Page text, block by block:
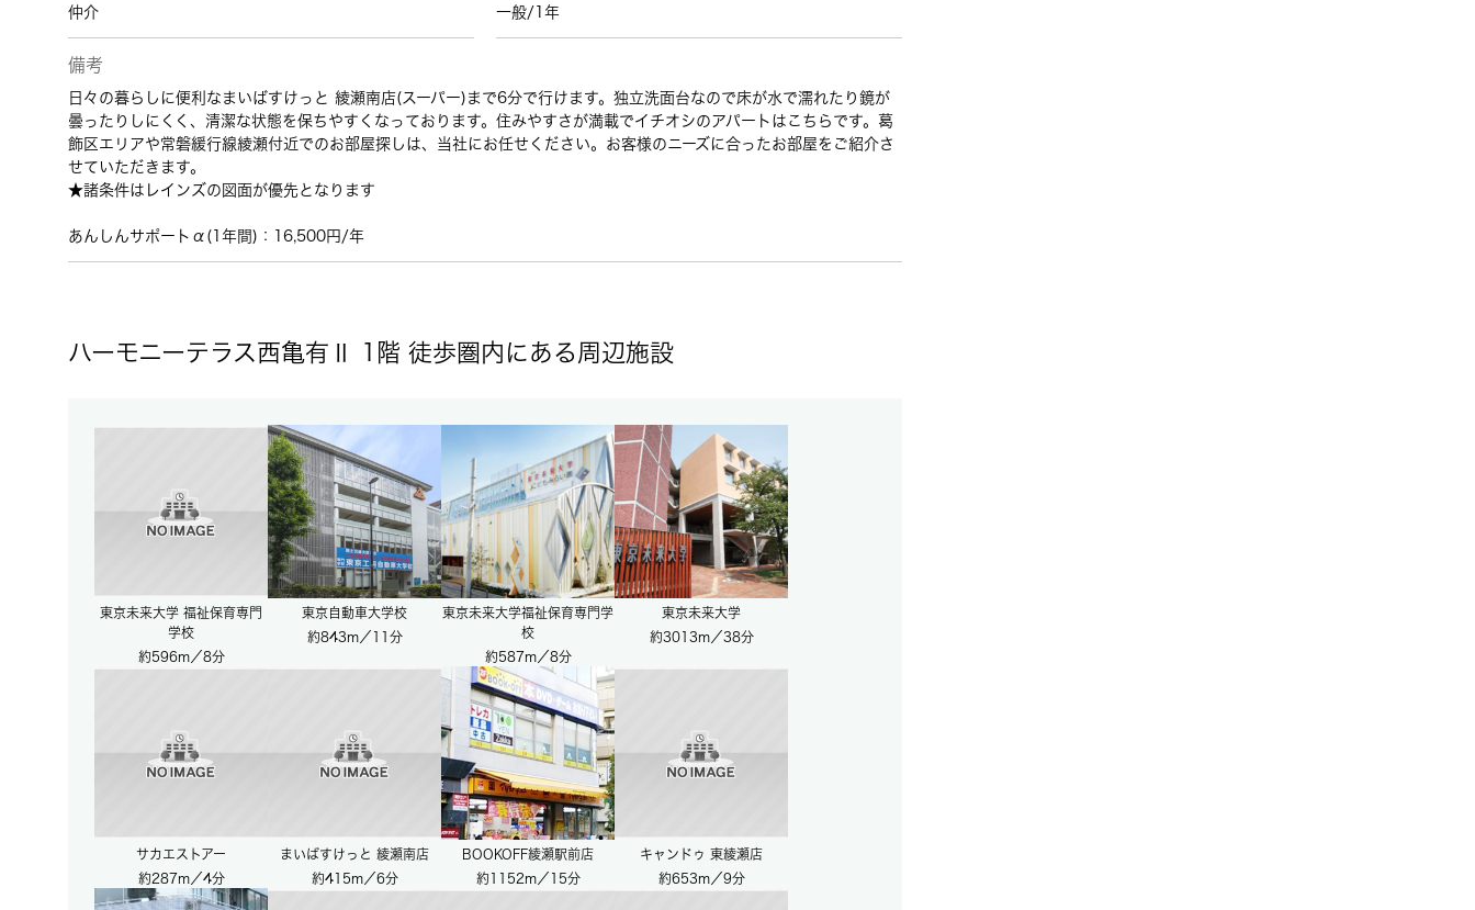
仲介 一般/1年
備考
日々の暮らしに便利なまいばすけっと 綾瀬南店(スーパー)まで6分で行けます。独立洗面台なので床が水で濡れたり鏡が
曇ったりしにくく、清潔な状態を保ちやすくなっております。住みやすさが満載でイチオシのアパートはこちらです。葛
飾区エリアや常磐緩行線綾瀬付近でのお部屋探しは、当社にお任せください。お客様のニーズに合ったお部屋をご紹介さ
せていただきます。
★諸条件はレインズの図面が優先となります
あんしんサポートα(1年間)：16,500円/年
ハーモニーテラス西亀有Ⅱ 1階 徒歩圏内にある周辺施設
東京未来大学 福祉保育専門
学校
約596m／8分
東京自動車大学校
約843m／11分
東京未来大学福祉保育専門学
校
約587m／8分
東京未来大学
約3013m／38分
サカエストアー
約287m／4分
まいばすけっと 綾瀬南店
約415m／6分
BOOKOFF綾瀬駅前店
約1152m／15分
キャンドゥ 東綾瀬店
約653m／9分